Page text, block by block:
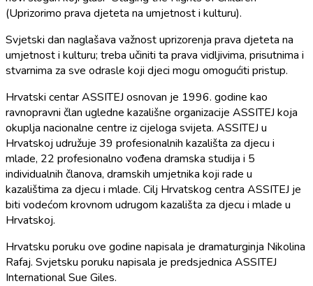
(Uprizorimo prava djeteta na umjetnost i kulturu).
Svjetski dan naglašava važnost uprizorenja prava djeteta na
umjetnost i kulturu; treba učiniti ta prava vidljivima, prisutnima i
stvarnima za sve odrasle koji djeci mogu omogućiti pristup.
Hrvatski centar ASSITEJ osnovan je 1996. godine kao
ravnopravni član ugledne kazališne organizacije ASSITEJ koja
okuplja nacionalne centre iz cijeloga svijeta. ASSITEJ u
Hrvatskoj udružuje 39 profesionalnih kazališta za djecu i
mlade, 22 profesionalno vođena dramska studija i 5
individualnih članova, dramskih umjetnika koji rade u
kazalištima za djecu i mlade. Cilj Hrvatskog centra ASSITEJ je
biti vodećom krovnom udrugom kazališta za djecu i mlade u
Hrvatskoj.
Hrvatsku poruku ove godine napisala je dramaturginja Nikolina
Rafaj. Svjetsku poruku napisala je predsjednica ASSITEJ
International Sue Giles.